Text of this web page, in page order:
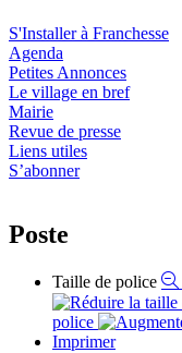
S'Installer à Franchesse
Agenda
Petites Annonces
Le village en bref
Mairie
Revue de presse
Liens utiles
S’abonner
Poste
Taille de police
police
Imprimer